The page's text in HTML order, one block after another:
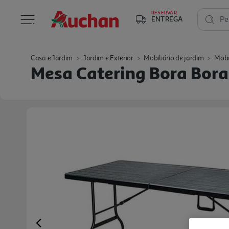
RESERVAR
ENTREGA
Casa e Jardim Jardim e Exterior Mobiliário de jardim
Mesa Catering Bora